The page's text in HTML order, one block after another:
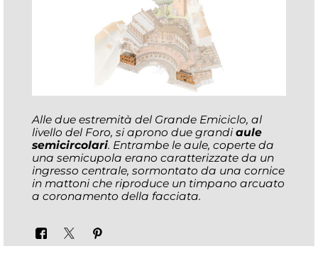
Alle due estremità del Grande Emiciclo, al
livello del Foro, si aprono due grandi aule
semicircolari. Entrambe le aule, coperte da
una semicupola erano caratterizzate da un
ingresso centrale, sormontato da una cornice
in mattoni che riproduce un timpano arcuato
a coronamento della facciata.